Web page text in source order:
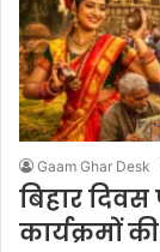
Gaam Ghar Desk
बिहार
कार्यक्रमों